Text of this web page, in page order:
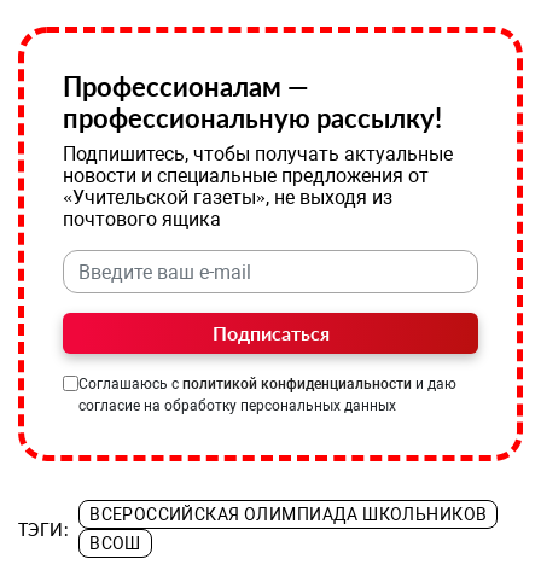
Профессионалам —
профессиональную рассылку!
Подпишитесь, чтобы получать актуальные
новости и специальные предложения от
«Учительской газеты», не выходя из
почтового ящика
Подписаться
Соглашаюсь с политикой конфиденциальности и даю
согласие на обработку персональных данных
ТЭГИ:
ВСЕРОССИЙСКАЯ ОЛИМПИАДА ШКОЛЬНИКОВ
ВСОШ